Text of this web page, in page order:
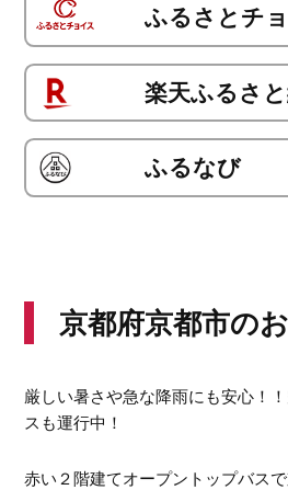
ふるさとチ
楽天ふるさ
ふるなび
京都府京都市の
厳しい暑さや急な降雨にも安心！
スも運行中！
赤い２階建てオープントップバス